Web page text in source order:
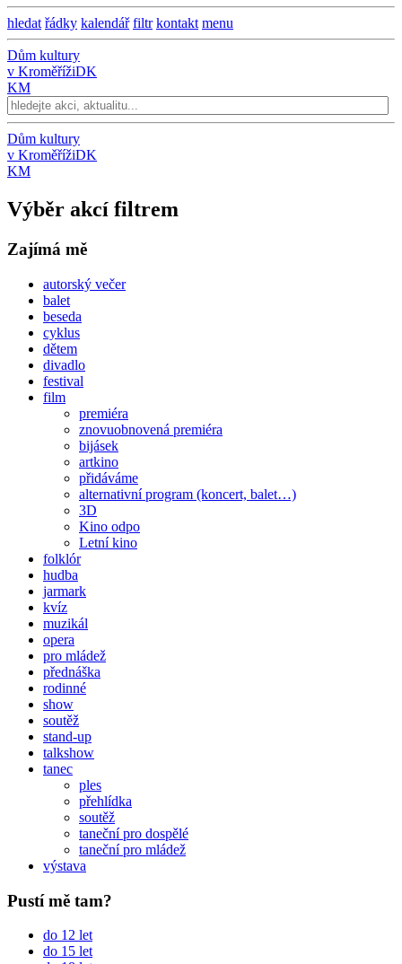
hledat řádky kalendář filtr kontakt menu
Dům kultury
v KroměřížiDK
KM
Dům kultury
v KroměřížiDK
KM
Výběr akcí filtrem
Zajímá mě
autorský večer
balet
beseda
cyklus
dětem
divadlo
festival
film
premiéra
znovuobnovená premiéra
bijásek
artkino
přidáváme
alternativní program (koncert, balet…)
3D
Kino odpo
Letní kino
folklór
hudba
jarmark
kvíz
muzikál
opera
pro mládež
přednáška
rodinné
show
soutěž
stand-up
talkshow
tanec
ples
přehlídka
soutěž
taneční pro dospělé
taneční pro mládež
výstava
Pustí mě tam?
do 12 let
do 15 let